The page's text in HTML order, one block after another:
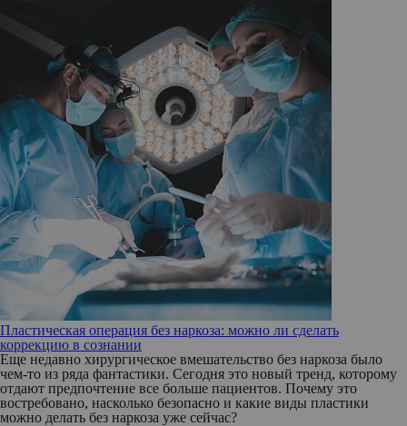
Пластическая операция без наркоза: можно ли сделать
коррекцию в сознании
Еще недавно хирургическое вмешательство без наркоза было
чем-то из ряда фантастики. Сегодня это новый тренд, которому
отдают предпочтение все больше пациентов. Почему это
востребовано, насколько безопасно и какие виды пластики
можно делать без наркоза уже сейчас?